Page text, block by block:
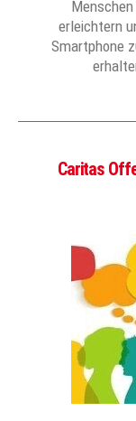
erleichtern
Smartphone
Caritas